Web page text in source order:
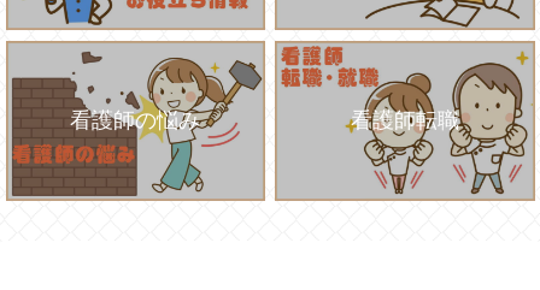
看護師の悩み 看護師転職